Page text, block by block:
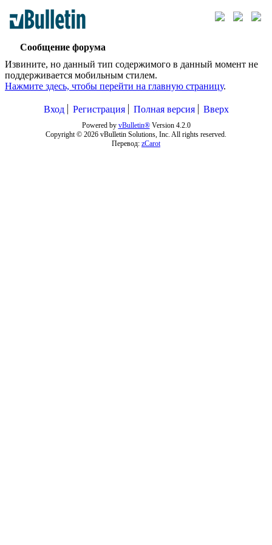
Сообщение форума
Извините, но данный тип содержимого в данный момент не
поддерживается мобильным стилем.
Нажмите здесь, чтобы перейти на главную страницу.
Вход Регистрация Полная версия Вверх
Powered by vBulletin®Version 4.2.0
Copyright © 2026 vBulletin Solutions, Inc. All rights reserved.
Перевод: zCarot